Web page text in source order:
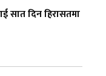
सात दिन हिरासतमा